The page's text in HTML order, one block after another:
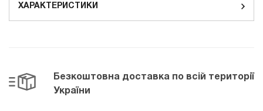
ХАРАКТЕРИСТИКИ
Безкоштовна доставка по всій території
України